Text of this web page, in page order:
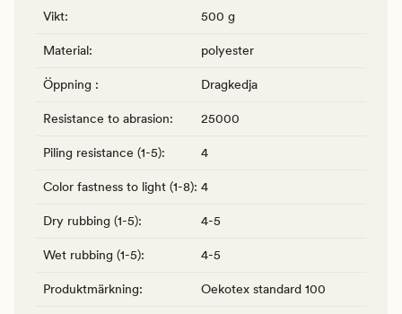
Vikt: 500 g
Material: polyester
Öppning : Dragkedja
Resistance to abrasion: 25000
Piling resistance (1-5): 4
Color fastness to light (1-8): 4
Dry rubbing (1-5): 4-5
Wet rubbing (1-5): 4-5
Produktmärkning: Oekotex standard 100